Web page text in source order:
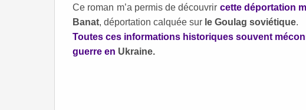
Ce roman m’a permis de découvrir cette déportation
Banat, déportation calquée sur le Goulag soviétique.
Toutes ces informations historiques souvent
guerre en Ukraine.